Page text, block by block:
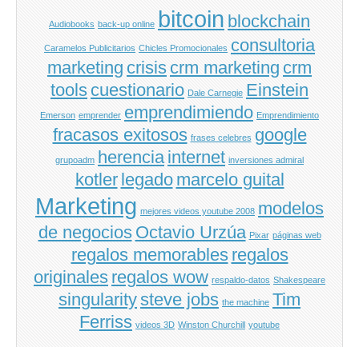
Audiobooks back-up online bitcoin blockchain
Caramelos Publicitarios Chicles Promocionales consultoria
marketing crisis crm marketing crm
tools cuestionario Dale Carnegie Einstein
Emerson emprender emprendimiendo Emprendimiento
fracasos exitosos frases celebres google
grupoadm herencia internet inversiones admiral
kotler legado marcelo guital
Marketing mejores videos youtube 2008 modelos
de negocios Octavio Urzúa Pixar páginas web
regalos memorables regalos
originales regalos wow respaldo-datos Shakespeare
singularitysteve jobs the machine Tim
Ferriss videos 3D Winston Churchill youtube